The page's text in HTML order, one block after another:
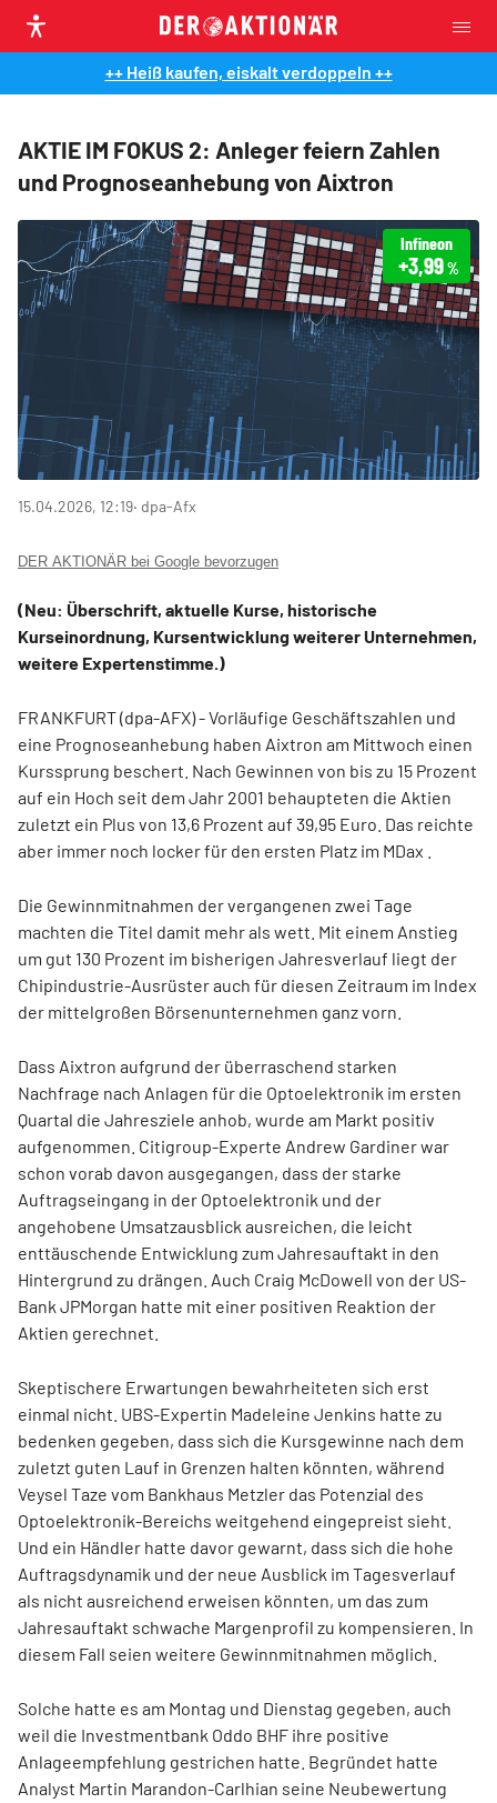
++ Heiß kaufen, eiskalt verdoppeln ++
AKTIE IM FOKUS 2: Anleger feiern Zahlen
und Prognoseanhebung von Aixtron
Infineon
+3,99%
15.04.2026, 12:19‧ dpa-Afx
DER AKTIONÄR bei Google bevorzugen
(Neu: Überschrift, aktuelle Kurse, historische
Kurseinordnung, Kursentwicklung weiterer Unternehmen,
weitere Expertenstimme.)
FRANKFURT (dpa-AFX) - Vorläufige Geschäftszahlen und
eine Prognoseanhebung haben Aixtron am Mittwoch einen
Kurssprung beschert. Nach Gewinnen von bis zu 15 Prozent
auf ein Hoch seit dem Jahr 2001 behaupteten die Aktien
zuletzt ein Plus von 13,6 Prozent auf 39,95 Euro. Das reichte
aber immer noch locker für den ersten Platz im MDax
Die Gewinnmitnahmen der vergangenen zwei Tage
machten die Titel damit mehr als wett. Mit einem Anstieg
um gut 130 Prozent im bisherigen Jahresverlauf liegt der
Chipindustrie-Ausrüster auch für diesen Zeitraum im Index
der mittelgroßen Börsenunternehmen ganz vorn.
Dass Aixtron aufgrund der überraschend starken
Nachfrage nach Anlagen für die Optoelektronik im ersten
Quartal die Jahresziele anhob, wurde am Markt positiv
aufgenommen. Citigroup-Experte Andrew Gardiner war
schon vorab davon ausgegangen, dass der starke
Auftragseingang in der Optoelektronik und der
angehobene Umsatzausblick ausreichen, die leicht
enttäuschende Entwicklung zum Jahresauftakt in den
Hintergrund zu drängen. Auch Craig McDowell von der US-
Bank JPMorgan hatte mit einer positiven Reaktion der
Aktien gerechnet.
Skeptischere Erwartungen bewahrheiteten sich erst
einmal nicht. UBS-Expertin Madeleine Jenkins hatte zu
bedenken gegeben, dass sich die Kursgewinne nach dem
zuletzt guten Lauf in Grenzen halten könnten, während
Veysel Taze vom Bankhaus Metzler das Potenzial des
Optoelektronik-Bereichs weitgehend eingepreist sieht.
Und ein Händler hatte davor gewarnt, dass sich die hohe
Auftragsdynamik und der neue Ausblick im Tagesverlauf
als nicht ausreichend erweisen könnten, um das zum
Jahresauftakt schwache Margenprofil zu kompensieren. In
diesem Fall seien weitere Gewinnmitnahmen möglich.
Solche hatte es am Montag und Dienstag gegeben, auch
weil die Investmentbank Oddo BHF ihre positive
Anlageempfehlung gestrichen hatte. Begründet hatte
Analyst Martin Marandon-Carlhian seine Neubewertung